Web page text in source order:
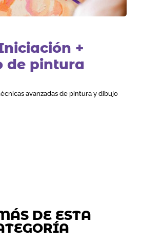
+
de pintura
avanzadas de pintura y dibujo
DE ESTA